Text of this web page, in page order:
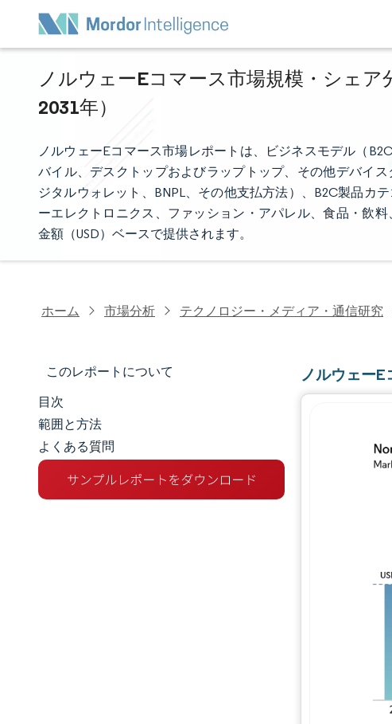
ノルウェーEコマース市場規模・シェア
2031年）
ノルウェーEコマース市場レポートは、ビジネスモデル（
バイル、デスクトップおよびラップトップ、その他デバイ
ジタルウォレット、BNPL、その他支払方法）、B2C製品カ
ーエレクトロニクス、ファッション・アパレル、食品・飲
金額（USD）ベースで提供されます。
ホーム 市場分析 テクノロジー・メディア・通信研究
このレポートについて
市場規模とシェア
市場分析
トレンドとインサイト
目次
範囲と方法
よくある質問
ノルウェー